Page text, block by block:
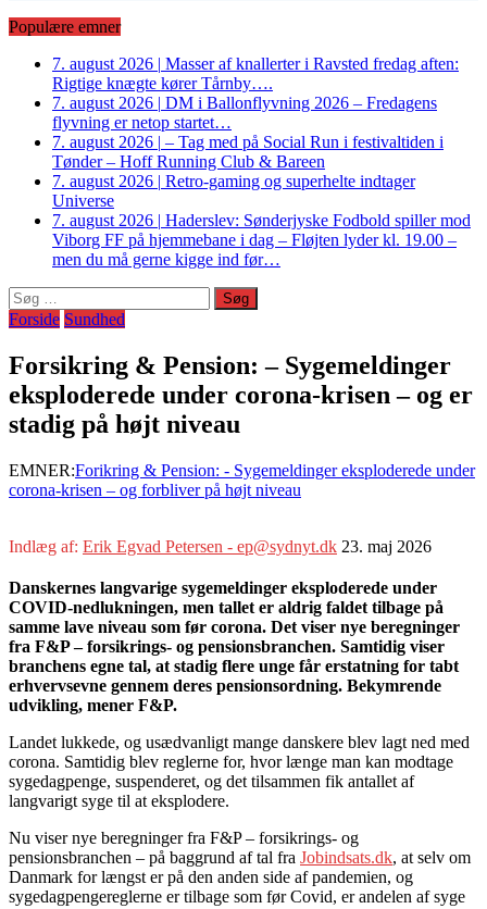
Populære emner
7. august 2026 | Masser af knallerter i Ravsted fredag aften:
Rigtige knægte kører Tårnby….
7. august 2026 | DM i Ballonflyvning 2026 – Fredagens
flyvning er netop startet…
7. august 2026 | – Tag med på Social Run i festivaltiden i
Tønder – Hoff Running Club & Bareen
7. august 2026 | Retro-gaming og superhelte indtager
Universe
7. august 2026 | Haderslev: Sønderjyske Fodbold spiller mod
Viborg FF på hjemmebane i dag – Fløjten lyder kl. 19.00 –
men du må gerne kigge ind før…
Søg
efter:
Forside Sundhed
Forsikring & Pension: – Sygemeldinger
eksploderede under corona-krisen – og er
stadig på højt niveau
EMNER:Forikring & Pension: - Sygemeldinger eksploderede under
corona-krisen – og forbliver på højt niveau
Indlæg af: Erik Egvad Petersen - ep@sydnyt.dk 23. maj 2026
Danskernes langvarige sygemeldinger eksploderede under
COVID-nedlukningen, men tallet er aldrig faldet tilbage på
samme lave niveau som før corona. Det viser nye beregninger
fra F&P – forsikrings- og pensionsbranchen. Samtidig viser
branchens egne tal, at stadig flere unge får erstatning for tabt
erhvervsevne gennem deres pensionsordning. Bekymrende
udvikling, mener F&P.
Landet lukkede, og usædvanligt mange danskere blev lagt ned med
corona. Samtidig blev reglerne for, hvor længe man kan modtage
sygedagpenge, suspenderet, og det tilsammen fik antallet af
langvarigt syge til at eksplodere.
Nu viser nye beregninger fra F&P – forsikrings- og
pensionsbranchen – på baggrund af tal fra Jobindsats.dk, at selv om
Danmark for længst er på den anden side af pandemien, og
sygedagpengereglerne er tilbage som før Covid, er andelen af syge